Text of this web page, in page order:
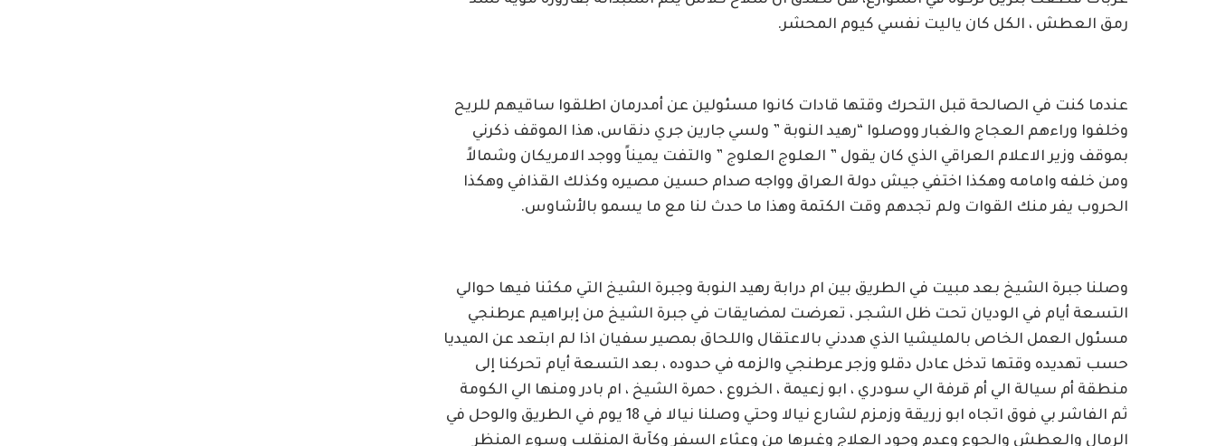
رمق العطش ، الكل كان ياليت نفسي كيوم المحشر.
عندما كنت في الصالحة قبل التحرك وقتها قادات كانوا مسئولين عن أمدرمان اطلقوا ساقيهم للريح
وخلفوا وراءهم العجاج والغبار ووصلوا “رهيد النوبة ” ولسي جارين جري دنقاس، هذا الموقف ذكرني
بموقف وزير الاعلام العراقي الذي كان يقول ” العلوج العلوج ” والتفت يميناً ووجد الامريكان وشمالاً
ومن خلفه وامامه وهكذا اختفي جيش دولة العراق وواجه صدام حسين مصيره وكذلك القذافي وهكذا
الحروب يفر منك القوات ولم تجدهم وقت الكتمة وهذا ما حدث لنا مع ما يسمو بالأشاوس.
وصلنا جبرة الشيخ بعد مبيت في الطريق بين ام درابة رهيد النوبة وجبرة الشيخ التي مكثنا فيها حوالي
التسعة أيام في الوديان تحت ظل الشجر ، تعرضت لمضايقات في جبرة الشيخ من إبراهيم عرطنجي
مسئول العمل الخاص بالمليشيا الذي هددني بالاعتقال واللحاق بمصير سفيان اذا لم ابتعد عن الميديا
حسب تهديده وقتها تدخل عادل دقلو وزجر عرطنجي والزمه في حدوده ، بعد التسعة أيام تحركنا إلى
منطقة أم سيالة الي أم قرفة الي سودري ، ابو زعيمة ، الخروع ، حمرة الشيخ ، ام بادر ومنها الي الكومة
ثم الفاشر بي فوق اتجاه ابو زريقة وزمزم لشارع نيالا وحتي وصلنا نيالا في 18 يوم في الطريق والوحل في
الرمال والعطش والجوع وعدم وجود العلاج وغيرها من وعثاء السفر وكآبة المنقلب وسوء المنظر